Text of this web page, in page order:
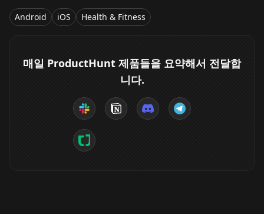
Android iOS Health & Fitness
매일 ProductHunt 제품들을 요약해서 전달합
니다.